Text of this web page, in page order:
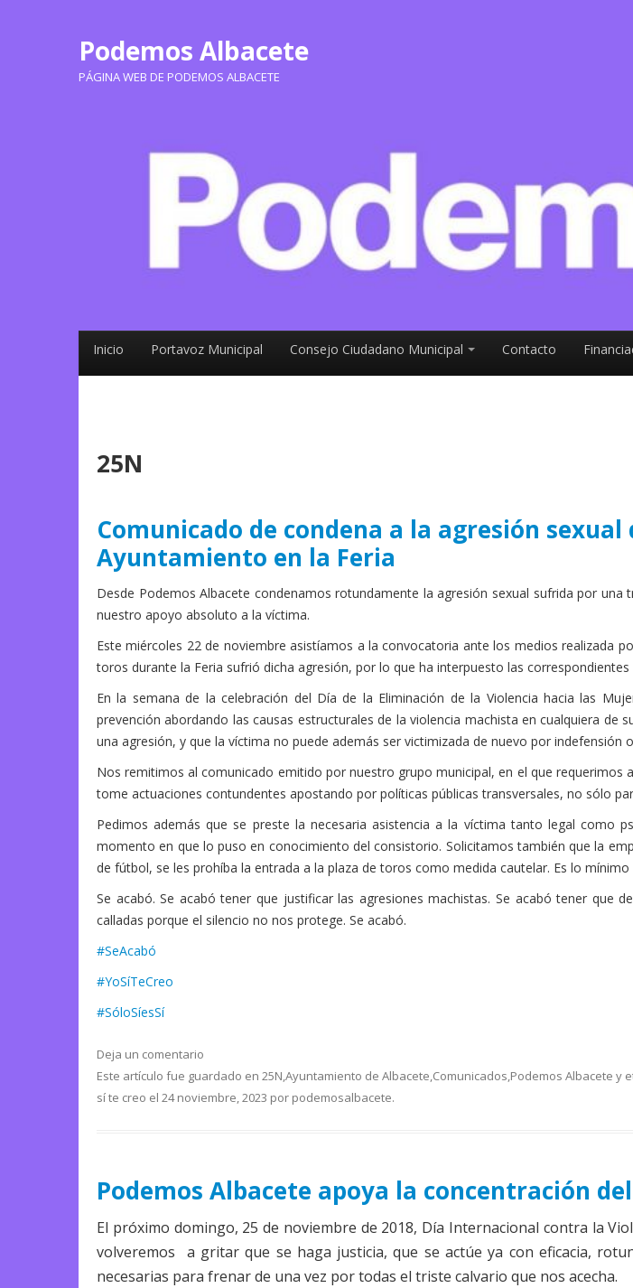
Podemos Albacete
PÁGINA WEB DE PODEMOS ALBACETE
Inicio Portavoz Municipal Consejo Ciudadano Municipal Contacto
25N
Comunicado de condena a la agresión
Ayuntamiento en la Feria
Desde Podemos Albacete condenamos rotundamente la agresión sexual sufrida por
nuestro apoyo absoluto a la víctima.
Este miércoles 22 de noviembre asistíamos a la convocatoria ante los medios realizada
toros durante la Feria sufrió dicha agresión, por lo que ha interpuesto las correspondientes
En la semana de la celebración del Día de la Eliminación de la Violencia hacia las
prevención abordando las causas estructurales de la violencia machista en cualquiera
una agresión, y que la víctima no puede además ser victimizada de nuevo por indefensión
Nos remitimos al comunicado emitido por nuestro grupo municipal, en el que
tome actuaciones contundentes apostando por políticas públicas transversales, no sólo
Pedimos además que se preste la necesaria asistencia a la víctima tanto legal como
momento en que lo puso en conocimiento del consistorio. Solicitamos también que la
de fútbol, se les prohíba la entrada a la plaza de toros como medida cautelar. Es lo
Se acabó. Se acabó tener que justificar las agresiones machistas. Se acabó tener que
calladas porque el silencio no nos protege. Se acabó.
#SeAcabó
#YoSíTeCreo
#SóloSíesSí
Deja un comentario
Este artículo fue guardado en 25N,Ayuntamiento de Albacete,Comunicados,Podemos Albacete y
sí te creo el 24 noviembre, 2023 por podemosalbacete.
Podemos Albacete apoya la concentración
El próximo domingo, 25 de noviembre de 2018, Día Internacional contra la
volveremos a gritar que se haga justicia, que se actúe ya con eficacia,
necesarias para frenar de una vez por todas el triste calvario que nos acecha.